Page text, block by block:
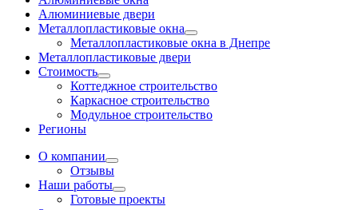
Алюминиевые двери
Металлопластиковые окна
Металлопластиковые окна в Днепре
Металлопластиковые двери
Стоимость
Коттеджное строительство
Каркасное строительство
Модульное строительство
Регионы
О компании
Отзывы
Наши работы
Готовые проекты